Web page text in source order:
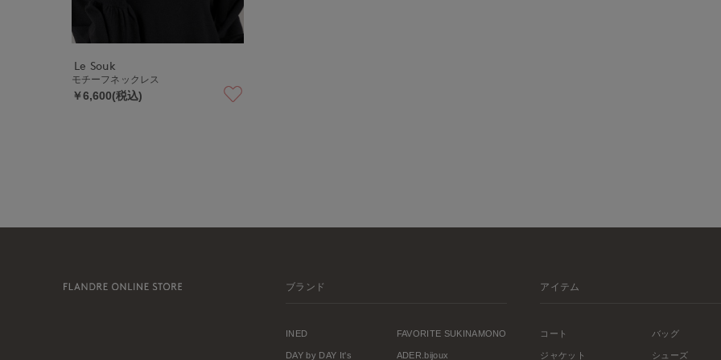
Le Souk
モチーフネックレス
￥6,600(税込)
ブランド
INED
DAY by DAY It's
FAVORITE SUKINAMONO
ADER.bijoux
アイテム
コート
ジャケット
バッグ
シューズ